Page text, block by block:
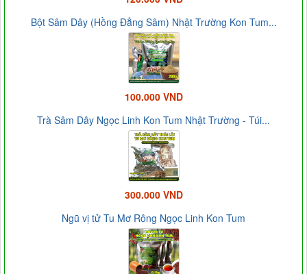
Bột Sâm Dây (Hồng Đẳng Sâm) Nhật Trường Kon Tum...
100.000 VND
Trà Sâm Dây Ngọc Linh Kon Tum Nhật Trường - Túi...
300.000 VND
Ngũ vị tử Tu Mơ Rông Ngọc Linh Kon Tum